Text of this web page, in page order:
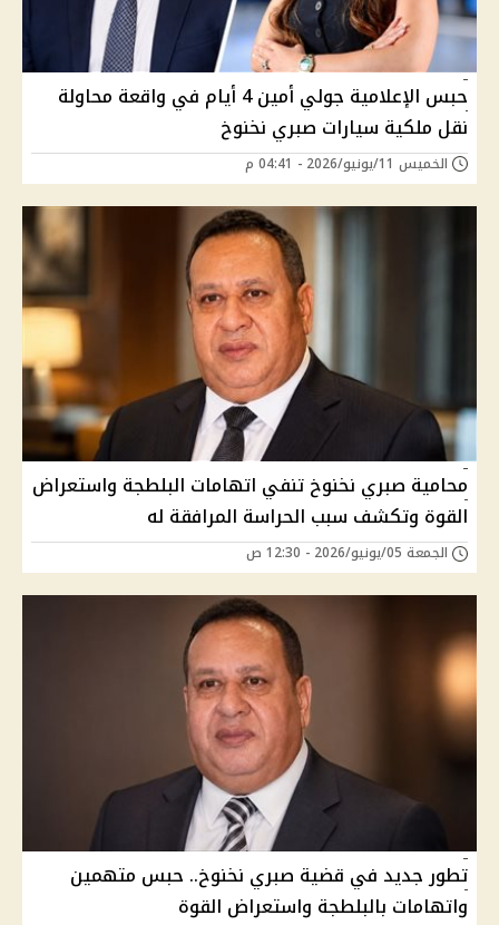
حبس الإعلامية جولي أمين 4 أيام في واقعة محاولة
نقل ملكية سيارات صبري نخنوخ
الخميس 11/يونيو/2026 - 04:41 م
محامية صبري نخنوخ تنفي اتهامات البلطجة واستعراض
القوة وتكشف سبب الحراسة المرافقة له
الجمعة 05/يونيو/2026 - 12:30 ص
تطور جديد في قضية صبري نخنوخ.. حبس متهمين
واتهامات بالبلطجة واستعراض القوة